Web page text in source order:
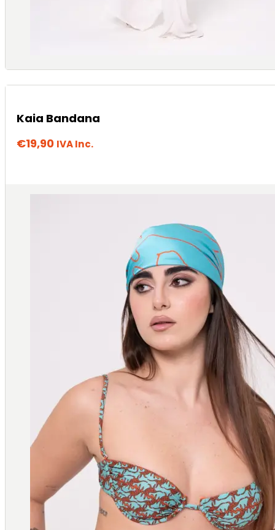
Kaia Bandana
€19,90 IVA Inc.